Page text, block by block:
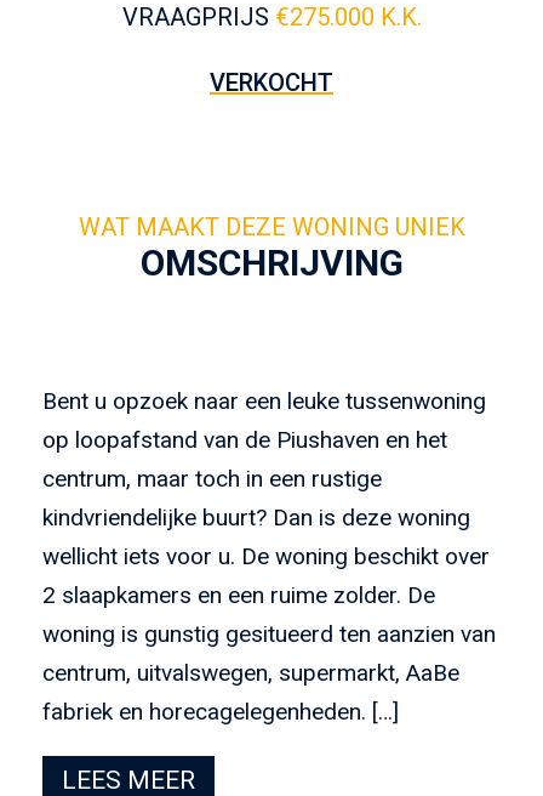
VRAAGPRIJS €275.000 K.K.
VERKOCHT
OMSCHRIJVING
Bent u opzoek naar een leuke tussenwoning
op loopafstand van de Piushaven en het
centrum, maar toch in een rustige
kindvriendelijke buurt? Dan is deze woning
wellicht iets voor u. De woning beschikt over
2 slaapkamers en een ruime zolder. De
woning is gunstig gesitueerd ten aanzien van
centrum, uitvalswegen, supermarkt, AaBe
fabriek en horecagelegenheden. […]
LEES MEER